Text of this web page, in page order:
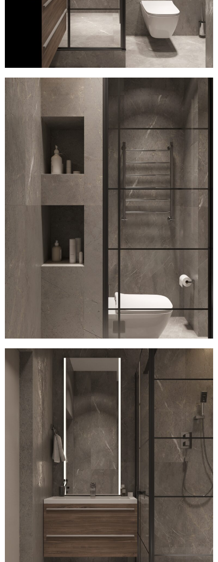
в панельном доме
в Минск мир
в Минск мир
на Братской 15
в современном стиле ЖК «Левада»